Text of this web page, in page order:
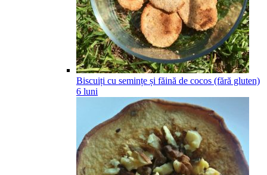
Biscuiți cu semințe și făină de cocos (fără gluten)
6 luni